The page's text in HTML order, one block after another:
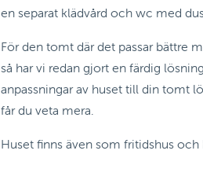
en separat klädvård och wc med
För den tomt där det passar bättre
så har vi redan gjort en färdig
anpassningar av huset till din tomt
får du veta mera.
Huset finns även som fritidshus